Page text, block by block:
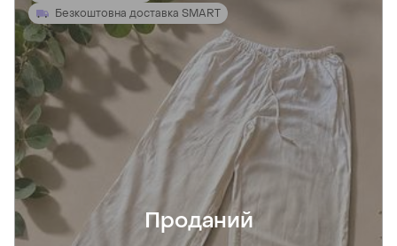
Безкоштовна доставка SMART
Проданий